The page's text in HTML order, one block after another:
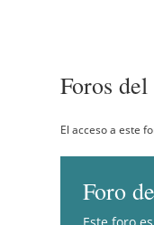
Foros
El acceso a este
Foro
Este foro